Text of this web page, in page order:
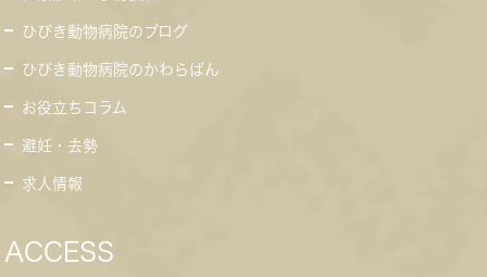
ひびき動物病院のブログ
ひびき動物病院のかわらばん
お役立ちコラム
避妊・去勢
求人情報
ACCESS